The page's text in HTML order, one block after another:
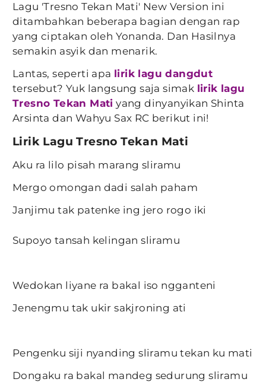
Lagu 'Tresno Tekan Mati' New Version ini
ditambahkan beberapa bagian dengan rap
yang ciptakan oleh Yonanda. Dan Hasilnya
semakin asyik dan menarik.
Lantas, seperti apa lirik lagu dangdut
tersebut? Yuk langsung saja simak lirik lagu
Tresno Tekan Mati yang dinyanyikan Shinta
Arsinta dan Wahyu Sax RC berikut ini!
Lirik Lagu Tresno Tekan Mati
Aku ra lilo pisah marang sliramu
Mergo omongan dadi salah paham
Janjimu tak patenke ing jero rogo iki
Supoyo tansah kelingan sliramu
Wedokan liyane ra bakal iso ngganteni
Jenengmu tak ukir sakjroning ati
Pengenku siji nyanding sliramu tekan ku mati
Dongaku ra bakal mandeg sedurung sliramu